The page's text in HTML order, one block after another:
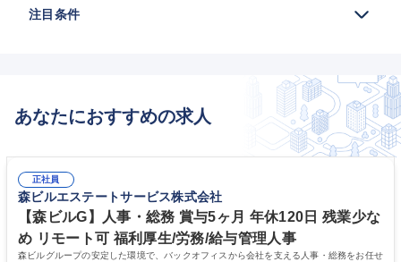
注目条件
あなたにおすすめの求人
正社員
森ビルエステートサービス株式会社
【森ビルG】人事・総務 賞与5ヶ月 年休120日 残業少な
め リモート可 福利厚生/労務/給与管理人事
森ビルグループの安定した環境で、バックオフィスから会社を支える人事・総務をお任せ